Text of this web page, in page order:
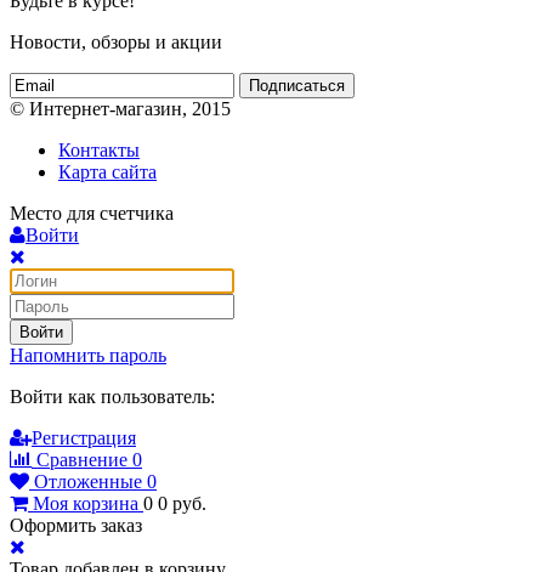
Новости, обзоры и акции
Подписаться
© Интернет-магазин, 2015
Контакты
Карта сайта
Место для счетчика
Войти
Войти
Напомнить пароль
Войти как пользователь:
Регистрация
Сравнение 0
Отложенные 0
Моя корзина 0 0 руб.
Оформить заказ